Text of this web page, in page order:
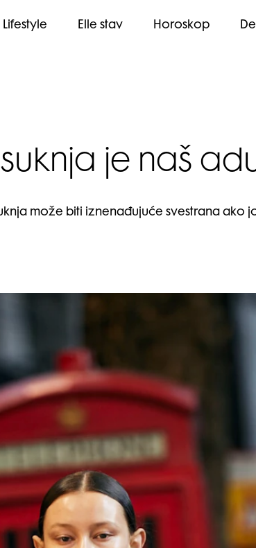
Lifestyle Elle stav Horoskop
je naš
može biti iznenađujuće svestrana ako